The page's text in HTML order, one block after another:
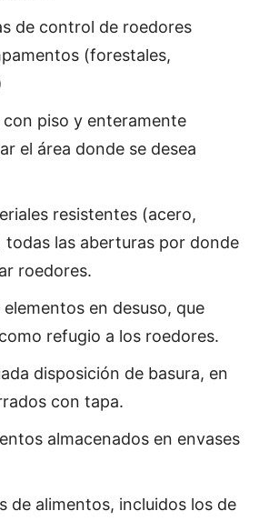
de control de roedores
(forestales,
piso y enteramente
el área donde se desea
resistentes (acero,
todas las aberturas por donde
roedores.
en desuso, que
refugio a los roedores.
disposición de basura, en
con tapa.
almacenados en envases
de alimentos, incluidos los de